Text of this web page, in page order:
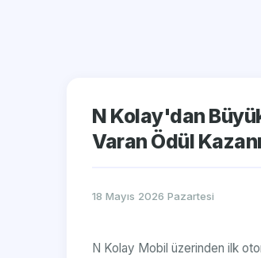
N Kolay'dan
Varan Ödül
18 Mayıs 2026 Pazartesi
N Kolay Mobil üzerinden ilk